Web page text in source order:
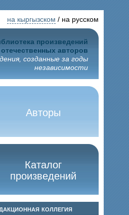
на кыргызском / на русском
произведений
отечественных авторов
созданные за годы
независимости
Авторы
Каталог
произведений
коллегия